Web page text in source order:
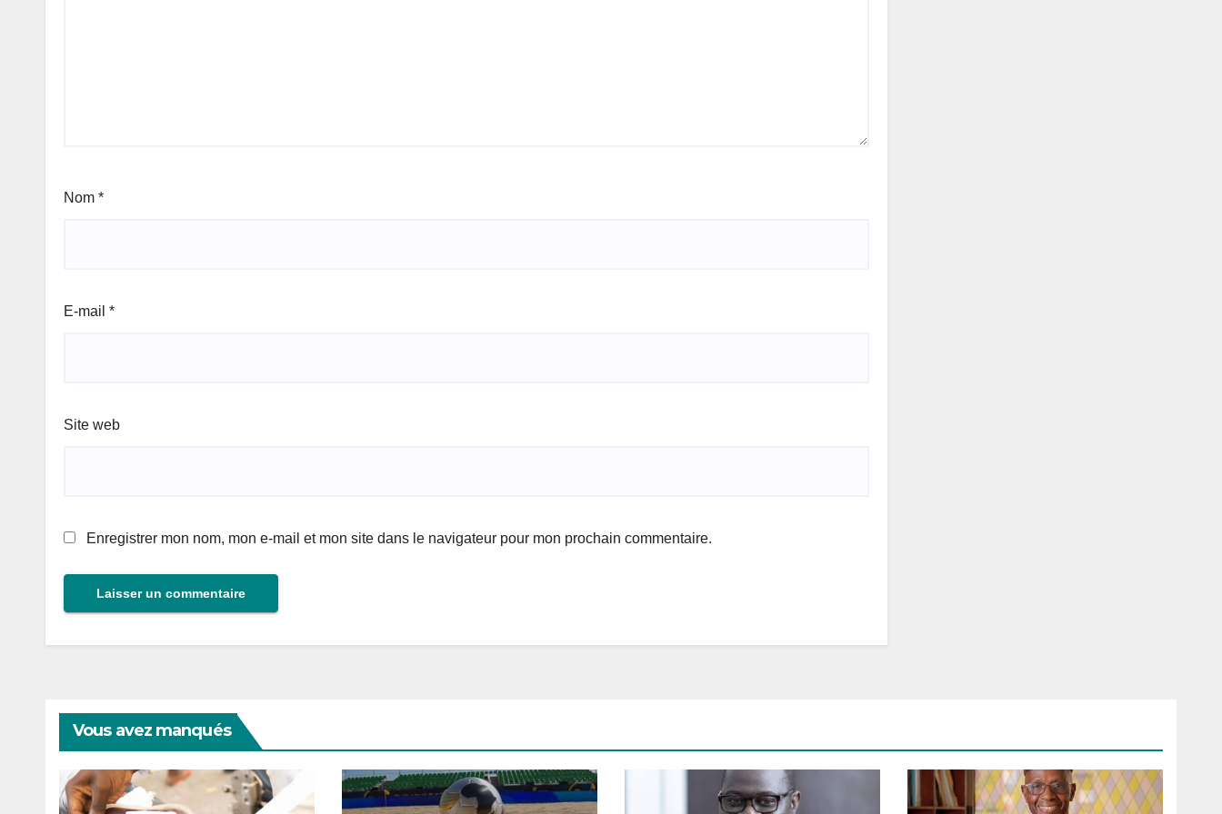
Nom *
E-mail *
Site web
Enregistrer mon nom, mon e-mail et mon site dans le navigateur pour mon prochain commentaire.
Vous avez manqués